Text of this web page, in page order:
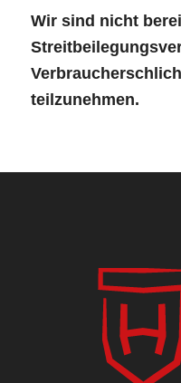
Wir sind nicht
teilzunehmen.